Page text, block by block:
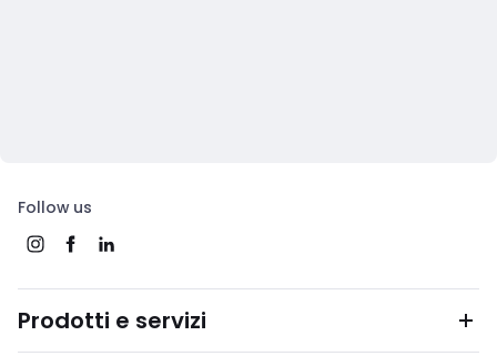
Follow us
Prodotti e servizi